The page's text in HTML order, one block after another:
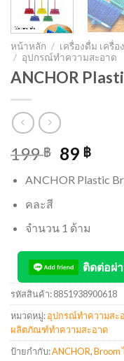
หน้าหลัก / เครื่องดื่ม เครื่
/ อุปกรณ์ทำความสะอาด
ANCHOR
199฿ 89 ฿
ANCHOR Plastic
คละสี
จำนวน 1 ด้าม
ติดต่อผ่
รหัสสินค้า:8851938900618
หมวดหมู่:อุปกรณ์ทำความสะ
ผลิตภัณฑ์ทำความสะอาด
ป้ายกำกับ:ANCHOR,Broom